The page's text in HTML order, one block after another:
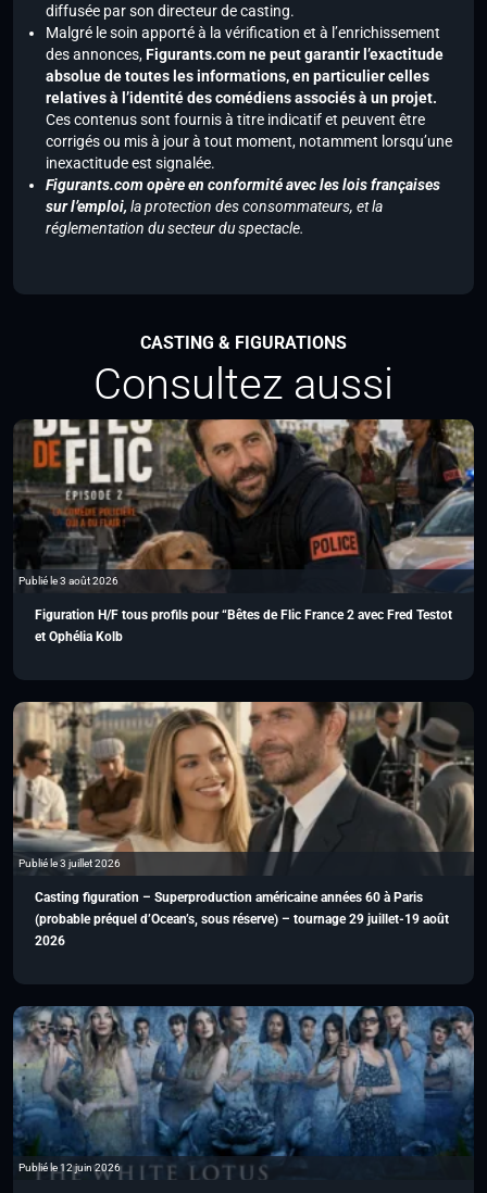
diffusée par son directeur de casting.
Malgré le soin apporté à la vérification et à l’enrichissement
des annonces,Figurants.com ne peut garantir l’exactitude
absolue de toutes les informations, en particulier celles
relatives à l’identité des comédiens associés à un projet.
Ces contenus sont fournis à titre indicatif et peuvent être
corrigés ou mis à jour à tout moment, notamment lorsqu’une
inexactitude est signalée.
Figurants.com opère en conformité avec les lois françaises
sur l’emploi, la protection des consommateurs, et la
réglementation du secteur du spectacle.
CASTING & FIGURATIONS
Consultez aussi
Publié le 3 août 2026
Figuration H/F tous profils pour “Bêtes de Flic France 2 avec Fred Testot
et Ophélia Kolb
Publié le 3 juillet 2026
Casting figuration – Superproduction américaine années 60 à Paris
(probable préquel d’Ocean’s, sous réserve) – tournage 29 juillet-19 août
2026
Publié le 12 juin 2026